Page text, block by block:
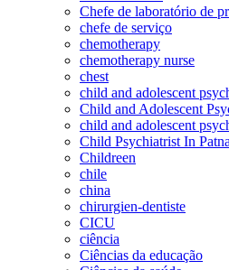
Chefe de laboratório de
chefe de serviço
chemotherapy
chemotherapy nurse
chest
child and adolescent
Child and Adolescent
child and adolescent
Child Psychiatrist In Patna
Childreen
chile
china
chirurgien-dentiste
CICU
ciência
Ciências da educação